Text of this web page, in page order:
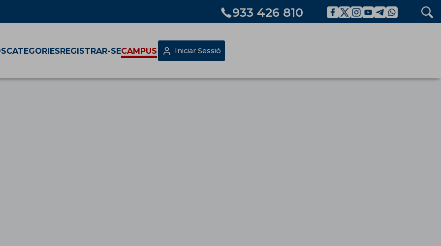
933 426 810
CATEGORIESREGISTRAR-SECAMPUS Iniciar Sessió